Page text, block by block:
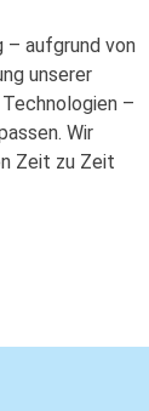
– aufgrund von
unserer
–
Wir
Zeit zu Zeit